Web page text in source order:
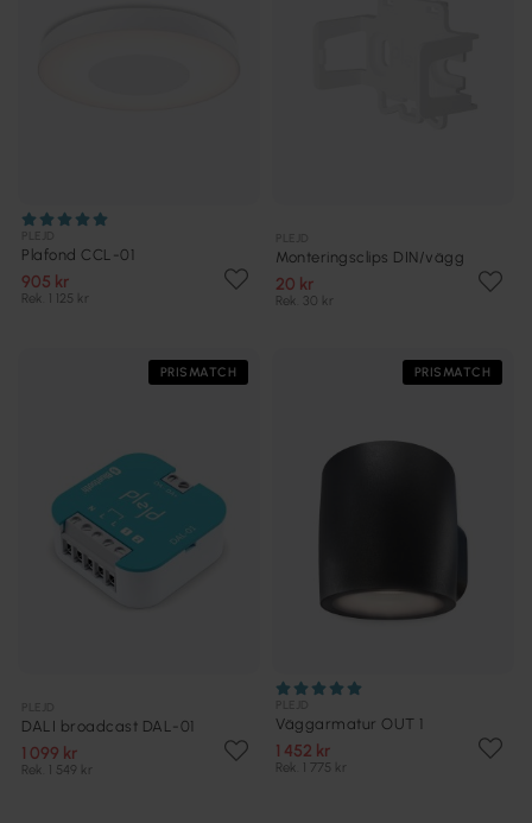
Plafond CCL-01
905 kr
Rek. 1 125 kr
Monteringsclips DIN/vägg
20 kr
Rek. 30 kr
PRISMATCH
DALI broadcast DAL-01
1 099 kr
Rek. 1 549 kr
PRISMATCH
Väggarmatur OUT 1
1 452 kr
Rek. 1 775 kr